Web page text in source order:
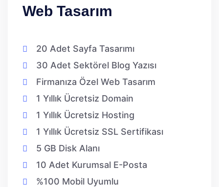
Web Tasarım
20 Adet Sayfa Tasarımı
30 Adet Sektörel Blog Yazısı
Firmanıza Özel Web Tasarım
1 Yıllık Ücretsiz Domain
1 Yıllık Ücretsiz Hosting
1 Yıllık Ücretsiz SSL Sertifikası
5 GB Disk Alanı
10 Adet Kurumsal E-Posta
%100 Mobil Uyumlu